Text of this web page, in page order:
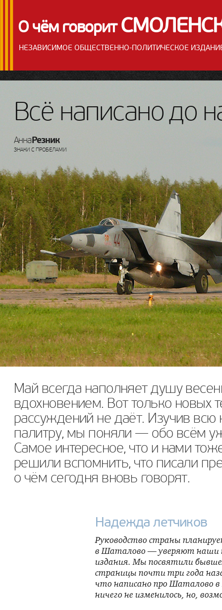
О чём говорит
НЕЗАВИСИМОЕ ОБЩЕСТВЕННО-ПОЛИТИЧЕСКОЕ
Всё написано до
АннаРезник
ЗНАКИ С ПРОБЕЛАМИ
Май всегда наполняет душу
вдохновением. Вот только новых
рассуждений не даёт. Изучив всю
палитру, мы поняли — обо всём
Самое интересное, что и нами
решили вспомнить, что писали
о чём сегодня вновь говорят.
Надежда летчиков
Руководство страны
в Шаталово — уверяют наши
издания. Мы посвятили
страницы почти три года
что написано про Шаталово в
ничего не изменилось, но,